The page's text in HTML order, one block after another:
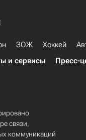
ЗОЖ Хоккей
и сервисы Пресс-
связи,
коммуникаций